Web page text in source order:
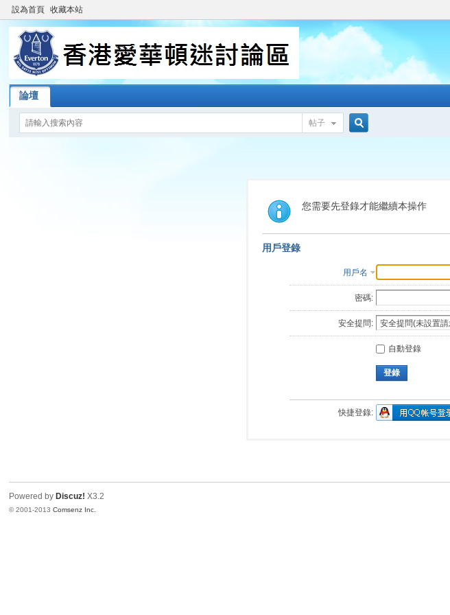
設為首頁 收藏本站
論壇
帖子
索
您需要先登錄才能繼續本操作
用戶登錄
用戶名
密碼:
安全提問:
自動登錄
登錄
快捷登錄:
Powered by Discuz! X3.2
© 2001-2013Comsenz Inc.